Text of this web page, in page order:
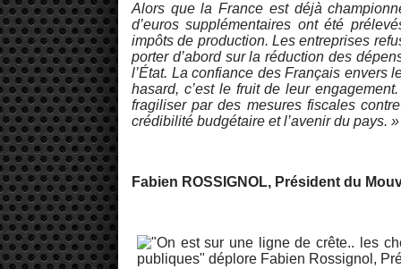
Alors que la France est déjà
d’euros supplémentaires ont été
impôts de production. Les entreprises
porter d’abord sur la réduction des
l’État. La confiance des Français envers
hasard, c’est le fruit de leur
fragiliser par des mesures fiscales
crédibilité budgétaire et l’avenir du pays. »
Fabien ROSSIGNOL, Président du